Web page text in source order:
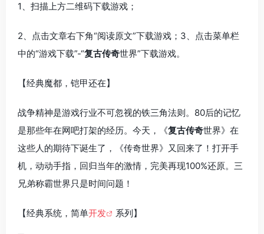
1、扫描上方二维码下载游戏；
2、点击文章右下角“阅读原文”下载游戏；3、点击菜单栏
中的“游戏下载”-“复古传奇世界”下载游戏。
【经典魔都，铠甲还在】
战争精神是游戏行业不可忽视的铁三角法则。80后的记忆
是那些年在网吧打架的经历。今天，《复古传奇世界》在
这些人的期待下诞生了，《传奇世界》又回来了！打开手
机，动动手指，回归当年的激情，完美再现100%还原。三
兄弟称霸世界只是时间问题！
【经典系统，简单开发 系列】